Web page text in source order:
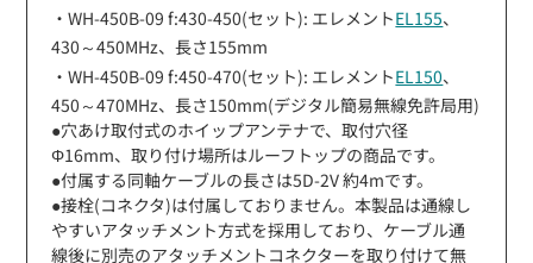
・WH-450B-09 f:430-450(セット): エレメントEL155、
430～450MHz、長さ155mm
・WH-450B-09 f:450-470(セット): エレメントEL150、
450～470MHz、長さ150mm(デジタル簡易無線免許局用)
●穴あけ取付式のホイップアンテナで、取付穴径
Φ16mm、取り付け場所はルーフトップの商品です。
●付属する同軸ケーブルの長さは5D-2V 約4mです。
●接栓(コネクタ)は付属しておりません。本製品は通線し
やすいアタッチメント方式を採用しており、ケーブル通
線後に別売のアタッチメントコネクターを取り付けて無